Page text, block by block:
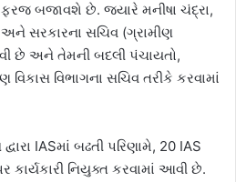
બજાવશે છે. જ્યારે મનીષા ચંદ્રા,
અને સરકારના સચિવ (ગ્રામીણ
છે અને તેમની બદલી પંચાયતો,
વિભાગના સચિવ તરીકે કરવામાં
IASમાં બઢતી પરિણામે, 20 IAS
કાર્યકારી નિયુક્ત કરવામાં આવી છે.